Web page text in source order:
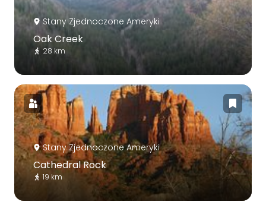
Stany Zjednoczone Ameryki
Oak Creek
28 km
Stany Zjednoczone Ameryki
Cathedral Rock
19 km